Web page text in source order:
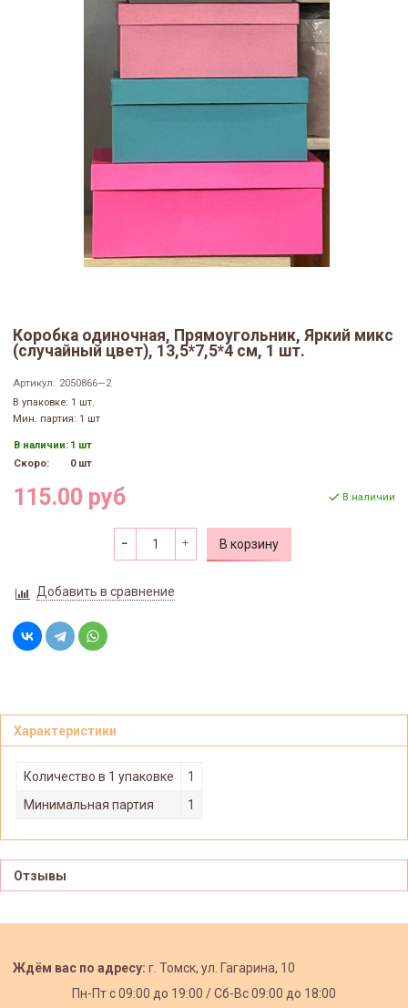
Коробка одиночная, Прямоугольник, Яркий микс
(случайный цвет), 13,5*7,5*4 см, 1 шт.
Артикул: 2050866—2
В упаковке: 1 шт.
Мин. партия: 1 шт
В наличии: 1 шт
Скоро:
0 шт
115.00 руб В наличии
В корзину
Добавить в сравнение
Характеристики
Количество в 1 упаковке
1
Минимальная партия
1
Отзывы
Ждём вас по адресу: г. Томск, ул. Гагарина, 10
Пн-Пт с09:00 до 19:00 /Сб-Вс 09:00 до 18:00